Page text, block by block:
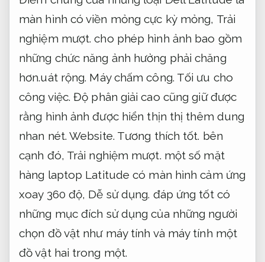
màn hình có viền mỏng cực kỳ mỏng, Trải
nghiệm mượt. cho phép hình ảnh bao gồm
những chức năng ảnh hưởng phải chăng
hơn.uát rộng. Máy chấm công. Tối ưu cho
công việc. Độ phân giải cao cũng giữ được
rằng hình ảnh được hiển thịn thị thêm dung
nhan nét. Website. Tương thích tốt. bên
cạnh đó, Trải nghiệm mượt. một số mặt
hàng laptop Latitude có màn hình cảm ứng
xoay 360 độ, Dễ sử dụng. đáp ứng tốt có
những mục đích sử dụng của những người
chọn đồ vật như máy tính và máy tính một
đồ vật hai trong một.